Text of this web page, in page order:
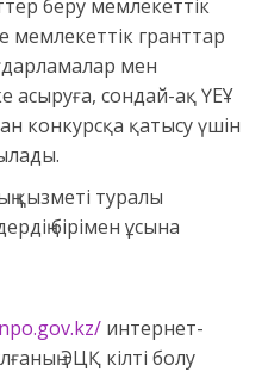
беру мемлекеттік
мемлекеттік гранттар
мен
асыруға, сондай-ақ ҮЕҰ
конкурсқа қатысу үшін
қызметі туралы
бірімен ұсына
интернет-
ЭЦҚ кілті болу